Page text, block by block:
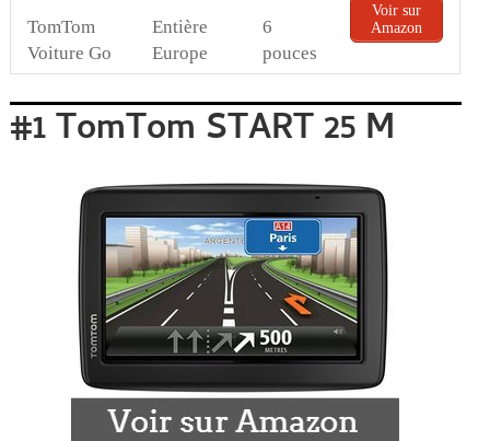
TomTom
Voiture Go
Entière
Europe
6
pouces
Voir sur
Amazon
#1 TomTom START 25 M